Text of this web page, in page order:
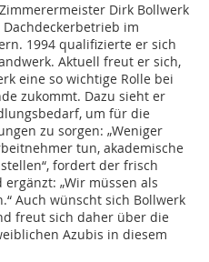
Dirk Bollwerk
im
1994 qualifizierte er sich
Aktuell freut er sich,
eine so wichtige Rolle bei
zukommt. Dazu sieht er
um für die
zu sorgen: „Weniger
tun, akademische
fordert der frisch
„Wir müssen als
Auch wünscht sich Bollwerk
freut sich daher über die
Azubis in diesem